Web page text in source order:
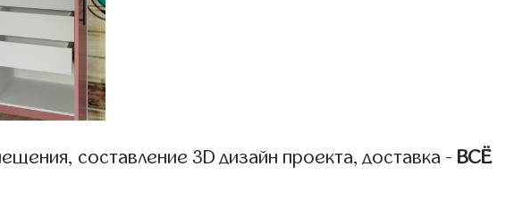
составление 3D дизайн проекта, доставка - ВСЁ